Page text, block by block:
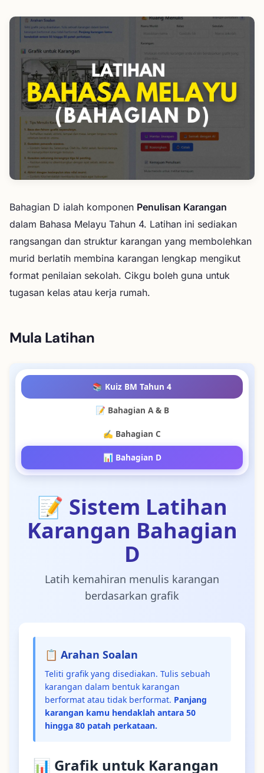
Bahagian D ialah komponen Penulisan Karangan
dalam Bahasa Melayu Tahun 4. Latihan ini sediakan
rangsangan dan struktur karangan yang membolehkan
murid berlatih membina karangan lengkap mengikut
format penilaian sekolah. Cikgu boleh guna untuk
tugasan kelas atau kerja rumah.
Mula Latihan